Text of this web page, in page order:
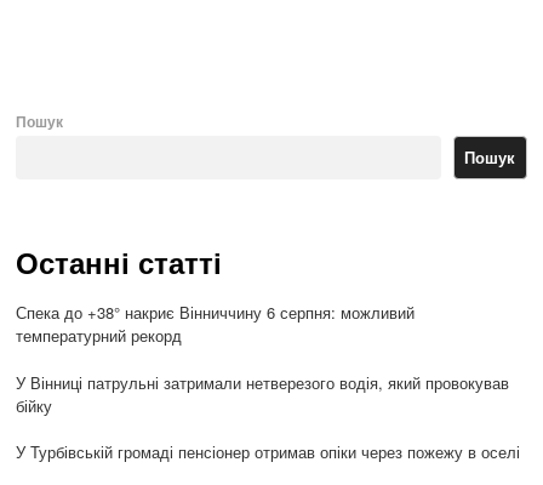
Пошук
Пошук
Останні статті
Спека до +38° накриє Вінниччину 6 серпня: можливий
температурний рекорд
У Вінниці патрульні затримали нетверезого водія, який провокував
бійку
У Турбівській громаді пенсіонер отримав опіки через пожежу в оселі